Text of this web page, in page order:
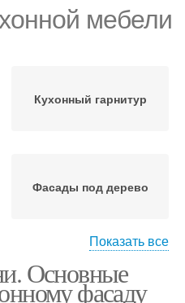
мебели
Кухонный гарнитур
Фасады под дерево
Фасады с основой
Показать все
Основные
фасаду